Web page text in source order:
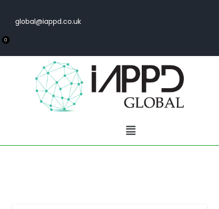
global@iappd.co.uk
0